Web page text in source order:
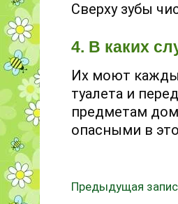
Сверху зубы
4. В каких
Их моют
туалета и
предметам
опасными в
Предыдущая